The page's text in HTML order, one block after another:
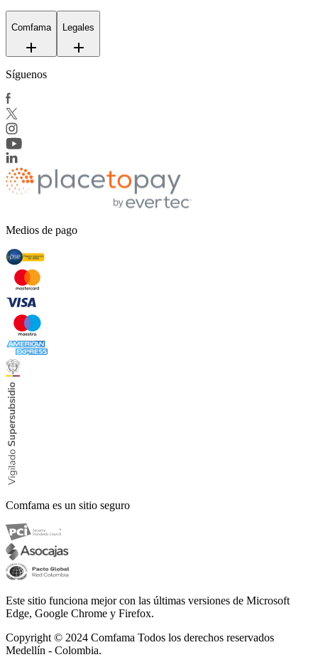
Comfama Legales
Síguenos
Medios de pago
Comfama es un sitio seguro
Este sitio funciona mejor con las últimas versiones de Microsoft
Edge, Google Chrome y Firefox.
Copyright © 2024 Comfama Todos los derechos reservados
Medellín - Colombia.